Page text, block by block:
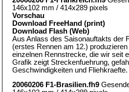
146x102 mm / 414x289 pixels
Vorschau
Download FreeHand (print)
Download Flash (Web)
Aus Anlass des Saisonauftakts der
(erstes Rennen am 12.)
einzelnen Rennstrecke, die wir seit
Grafik zeigt Streckenfuehrung,
Geschwindigkeiten und Fliehkraefte.
20060206 F1-Brasilien.fh9